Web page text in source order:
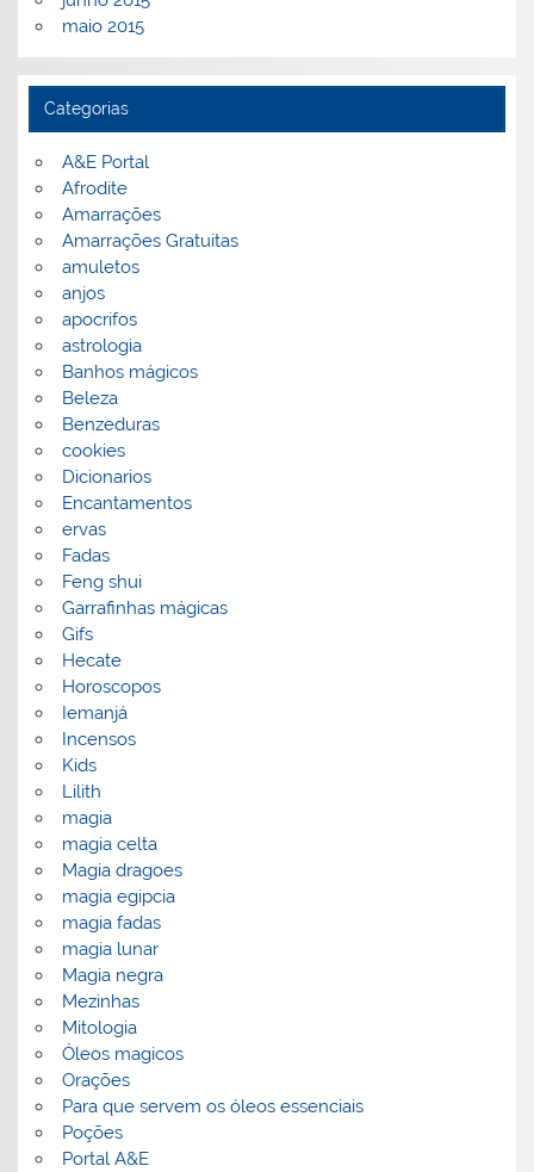
maio 2015
Categorias
A&E Portal
Afrodite
Amarrações
Amarrações Gratuitas
amuletos
anjos
apocrifos
astrologia
Banhos mágicos
Beleza
Benzeduras
cookies
Dicionarios
Encantamentos
ervas
Fadas
Feng shui
Garrafinhas mágicas
Gifs
Hecate
Horoscopos
Iemanjá
Incensos
Kids
Lilith
magia
magia celta
Magia dragoes
magia egipcia
magia fadas
magia lunar
Magia negra
Mezinhas
Mitologia
Óleos magicos
Orações
Para que servem os óleos essenciais
Poções
Portal A&E